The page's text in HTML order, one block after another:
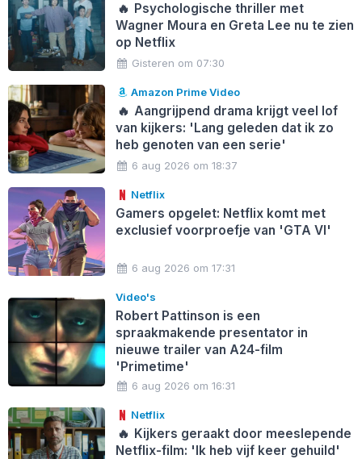
🔥 Psychologische thriller met
Wagner Moura en Greta Lee nu te zien
op Netflix
Gisteren om 07:30
Amazon Prime Video
🔥 Aangrijpend drama krijgt veel lof
van kijkers: 'Lang geleden dat ik zo
heb genoten van een serie'
6 aug 2026 om 18:37
Netflix
Gamers opgelet: Netflix komt met
exclusief voorproefje van 'GTA VI'
6 aug 2026 om 17:31
Video's
Robert Pattinson is een
spraakmakende presentator in
nieuwe trailer van A24-film
'Primetime'
6 aug 2026 om 16:31
Netflix
🔥 Kijkers geraakt door meeslepende
Netflix-film: 'Ik heb vijf keer gehuild'